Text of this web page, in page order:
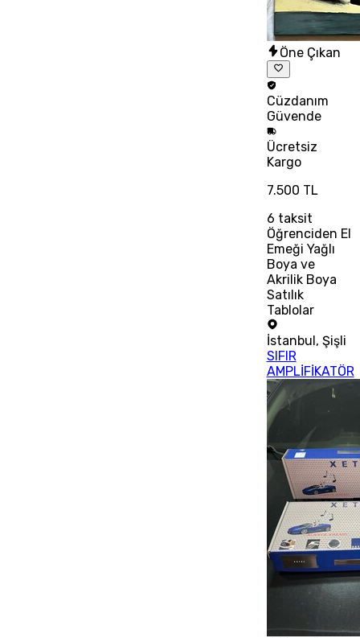
Öne Çıkan
Cüzdanım
Güvende
Ücretsiz
Kargo
7.500 TL
6 taksit
Öğrenciden El
Emeği Yağlı
Boya ve
Akrilik Boya
Satılık
Tablolar
İstanbul, Şişli
SIFIR
AMPLİFİKATÖR